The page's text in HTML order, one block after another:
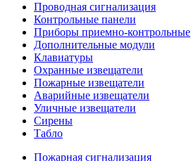
Проводная сигнализация
Контрольные панели
Приборы приемно-контрольные
Дополнительные модули
Клавиатуры
Охранные извещатели
Пожарные извещатели
Аварийные извещатели
Уличные извещатели
Сирены
Табло
Пожарная сигнализация